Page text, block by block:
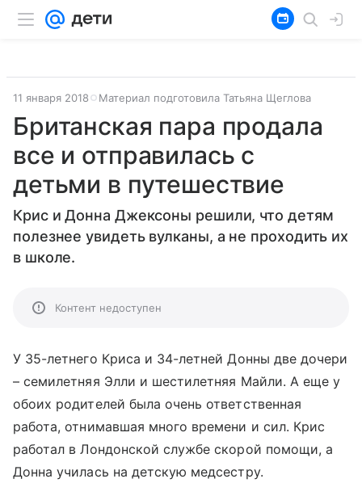
11 января 2018 Материал подготовила Татьяна Щеглова
Британская пара продала
все и отправилась с
детьми в путешествие
Крис и Донна Джексоны решили, что детям
полезнее увидеть вулканы, а не проходить их
в школе.
Контент недоступен
У 35-летнего Криса и 34-летней Донны две дочери
– семилетняя Элли и шестилетняя Майли. А еще у
обоих родителей была очень ответственная
работа, отнимавшая много времени и сил. Крис
работал в Лондонской службе скорой помощи, а
Донна училась на детскую медсестру.